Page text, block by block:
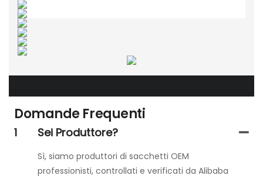
Domande Frequenti
1 Sei Produttore?
Sì, siamo produttori di sacchetti OEM
professionisti, controllati e verificati da Alibaba